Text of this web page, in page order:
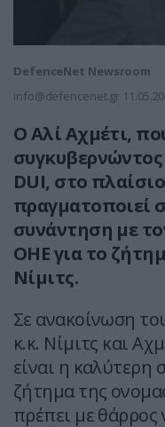
DefenceNet Newsroom
info@defencenet.gr
Ο Αλί Αχμέτι,
DUI, στο
πραγματοποιεί
συνάντηση με
ΟΗΕ για το
Νίμιτς.
Σε ανακοίνωση
κ.κ. Νίμιτς και
είναι η καλύτερη
ζήτημα της
πρέπει με θάρρος